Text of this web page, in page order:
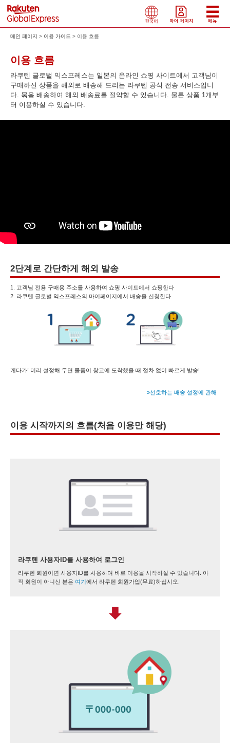
메인 페이지 이용 가이드 이용 흐름
이용 흐름
라쿠텐 글로벌 익스프레스는 일본의 온라인 쇼핑 사이트에서 고객님이
구매하신 상품을 해외로 배송해 드리는 라쿠텐 공식 전송 서비스입니
다. 묶음 배송하여 해외 배송료를 절약할 수 있습니다. 물론 상품 1개부
터 이용하실 수 있습니다.
2단계로 간단하게 해외 발송
1. 고객님 전용 구매용 주소를 사용하여 쇼핑 사이트에서 쇼핑한다
2. 라쿠텐 글로벌 익스프레스의 마이페이지에서 배송을 신청한다
게다가! 미리 설정해 두면 물품이 창고에 도착했을 때 절차 없이 빠르게 발송!
»선호하는 배송 설정에 관해
이용 시작까지의 흐름(처음 이용만 해당)
라쿠텐 사용자ID를 사용하여 로그인
라쿠텐 회원이면 사용자ID를 사용하여 바로 이용을 시작하실 수 있습니다. 아
직 회원이 아니신 분은 여기에서 라쿠텐 회원가입(무료)하십시오.